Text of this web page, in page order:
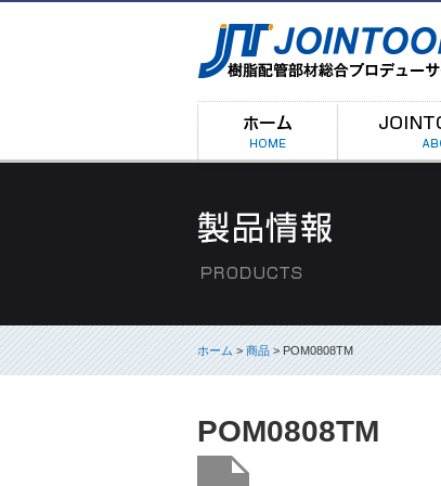
ホーム>商品> POM0808TM
POM0808TM